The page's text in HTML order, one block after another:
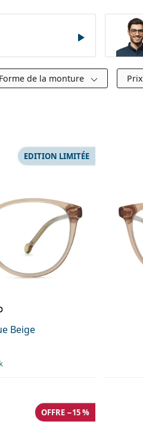
Forme de la monture Prix
Beige
EDITION LIMITÉE
OFFRE −15 %